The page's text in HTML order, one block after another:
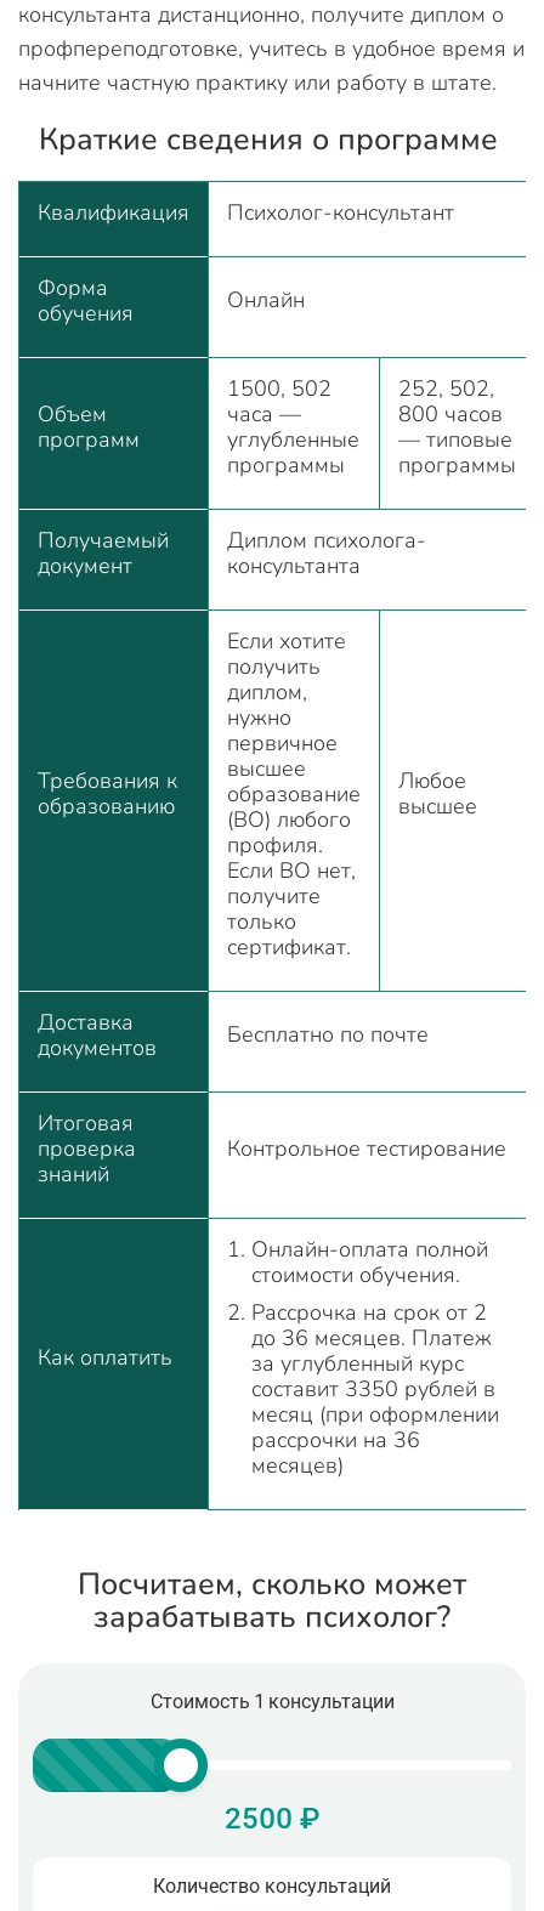
консультанта дистанционно, получите диплом о
профпереподготовке, учитесь в удобное время и
начните частную практику или работу в штате.
Краткие сведения о программе
Квалификация Психолог-консультант
Форма
обучения
Онлайн
Объем
программ
1500, 502
часа —
углубленные
программы
252, 502,
800 часов
— типовые
программы
Получаемый
документ
Диплом психолога-
консультанта
Требования к
образованию
Если хотите
получить
диплом,
нужно
первичное
высшее
образование
(ВО) любого
профиля.
Если ВО нет,
получите
только
сертификат.
Любое
высшее
Доставка
документов
Бесплатно по почте
Итоговая
проверка
знаний
Контрольное тестирование
Как оплатить
Онлайн-оплата полной
стоимости обучения.
Рассрочка на срок от 2
до 36 месяцев. Платеж
за углубленный курс
составит 3350 рублей в
месяц (при оформлении
рассрочки на 36
месяцев)
Посчитаем, сколько может
зарабатывать психолог?
Стоимость 1 консультации
2500 ₽
Количество консультаций